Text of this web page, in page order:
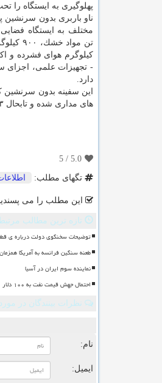
پهلوگیری به ایستگاه را
كیلوگرم هوای فشرده و
- تجهیزات علمی، اجزای
دارد.
های مداری شده و تابحال ۱۶۳ فروند آن محموله های مختلف را به ایستگاه های فضایی سالیوت، میر و بین المللی رسانده است.
5.0
/
5
تگهای مطلب:
این مطلب را می
تازه ترین مطالب مرتبط
توضیحات سخنگوی دولت درباره ی
طعنه سنگین فرانسه به آمریکا
نماینده سوم ایران در آسیا
احتمال جهش قیمت نفت به ۱۰۰ دلار
نظرات بینندگان در
نام:
ایمیل: